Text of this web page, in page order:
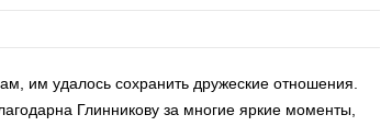
им удалось сохранить дружеские отношения.
Глинникову за многие яркие моменты,